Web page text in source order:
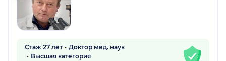
Стаж 27 лет
Доктор мед. наук
Высшая категория